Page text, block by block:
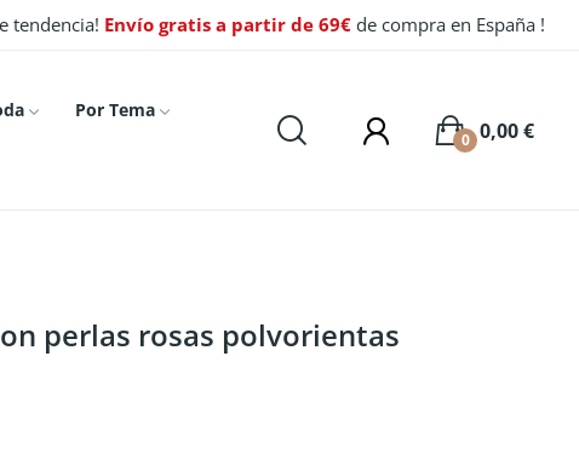
tendencia! Envío gratis a partir de 69€ de compra en España !
Por Tema
0,00 €
0
perlas rosas polvorientas